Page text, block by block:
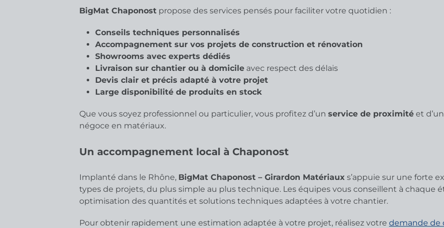
BigMat Chaponost propose des services pensés pour faciliter votre quotidien :
Conseils techniques personnalisés
Accompagnement sur vos projets de construction et rénovation
Showrooms avec experts dédiés
Livraison sur chantier ou à domicile avec respect des délais
Devis clair et précis adapté à votre projet
Large disponibilité de produits en stock
Que vous soyez professionnel ou particulier, vous profitez d’un service de proximité et
négoce en matériaux.
Un accompagnement local à Chaponost
Implanté dans le Rhône, BigMat Chaponost – Girardon Matériaux s’appuie sur une forte
types de projets, du plus simple au plus technique. Les équipes vous conseillent à chaque
optimisation des quantités et solutions techniques adaptées à votre chantier.
Pour obtenir rapidement une estimation adaptée à votre projet, réalisez votre demande de